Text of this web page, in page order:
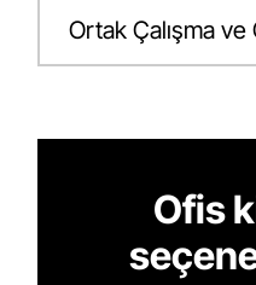
Ortak Çalışma ve
Ofis